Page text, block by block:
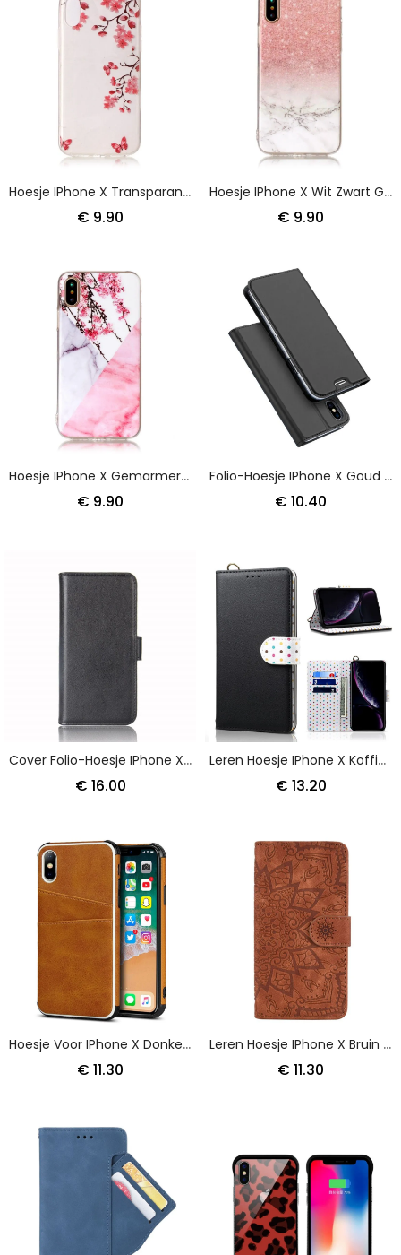
Hoesje IPhone X Transparant Bloeiende Boom
€ 9.90
Hoesje IPhone X Wit Zwart Gemarmerd Effect
€ 9.90
Hoesje IPhone X Gemarmerde Pruimenbloesems
€ 9.90
Folio-Hoesje IPhone X Goud Zwart Telefoonhoesje Harmonieus
€ 10.40
Cover Folio-Hoesje IPhone X Zwart Telefoonhoesje Splitleer
€ 16.00
Leren Hoesje IPhone X Koffie Bolletjestrui
€ 13.20
Hoesje Voor IPhone X Donkerblauw Zwart Monochrome Dubbele Kaarthouder
€ 11.30
Leren Hoesje IPhone X Bruin Zwart Bloemenprint
€ 11.30